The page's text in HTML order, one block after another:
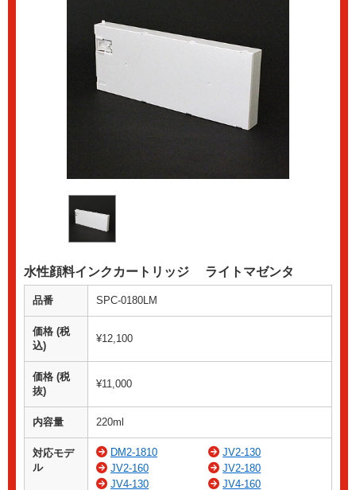
水性顔料インクカートリッジ ライトマゼンタ
品番 SPC-0180LM
価格 (税
込)
¥12,100
価格 (税
抜)
¥11,000
内容量 220ml
対応モデ
ル
DM2-1810
JV2-130
JV2-160
JV2-180
JV4-130
JV4-160